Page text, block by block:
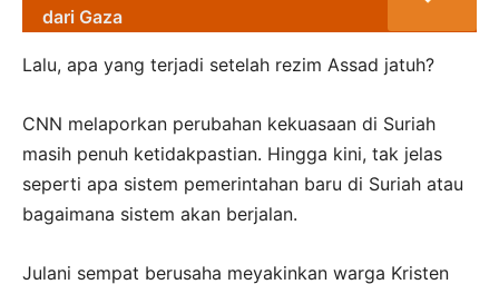
dari Gaza
Lalu, apa yang terjadi setelah rezim Assad jatuh?
CNN melaporkan perubahan kekuasaan di Suriah
masih penuh ketidakpastian. Hingga kini, tak jelas
seperti apa sistem pemerintahan baru di Suriah atau
bagaimana sistem akan berjalan.
Julani sempat berusaha meyakinkan warga Kristen